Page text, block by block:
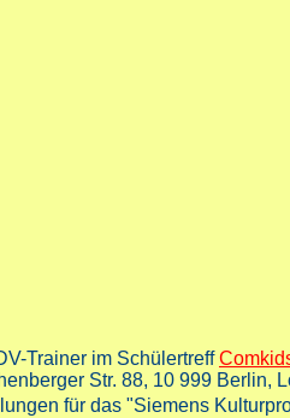
Trainer im Schülertreff
Str. 88, 10 999 Berlin,
für das "Siemens